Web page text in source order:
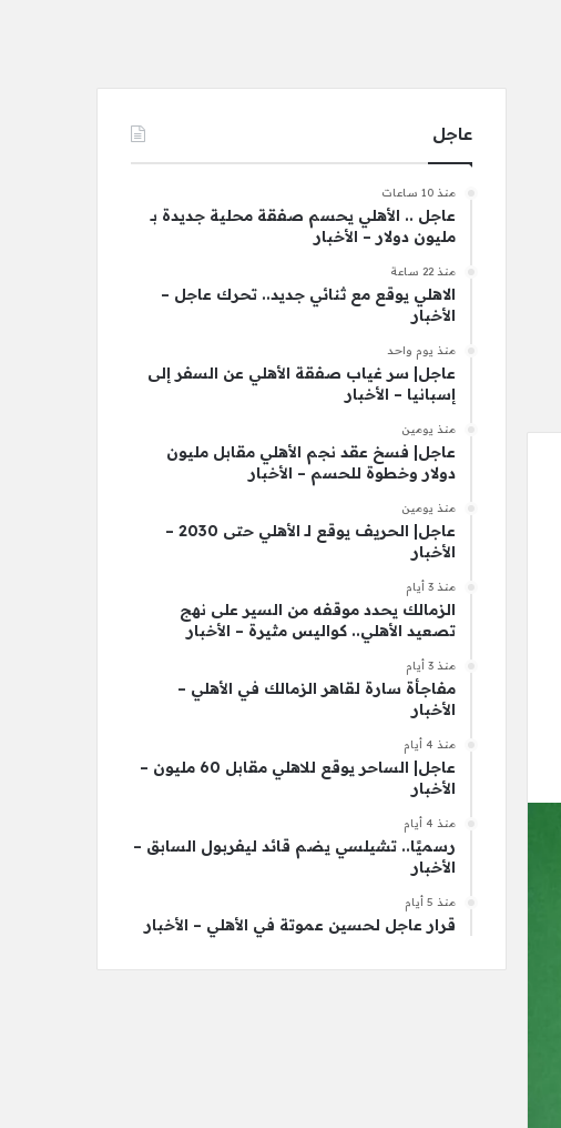
عاجل
منذ 10 ساعات
عاجل .. الأهلي يحسم صفقة محلية جديدة بـ
مليون دولار – الأخبار
منذ 22 ساعة
الاهلي يوقع مع ثنائي جديد.. تحرك عاجل –
الأخبار
منذ يوم واحد
عاجل| سر غياب صفقة الأهلي عن السفر إلى
إسبانيا – الأخبار
منذ يومين
عاجل| فسخ عقد نجم الأهلي مقابل مليون
دولار وخطوة للحسم – الأخبار
منذ يومين
عاجل| الحريف يوقع لـ الأهلي حتى 2030 –
الأخبار
منذ 3 أيام
الزمالك يحدد موقفه من السير على نهج
تصعيد الأهلي.. كواليس مثيرة – الأخبار
منذ 3 أيام
مفاجأة سارة لقاهر الزمالك في الأهلي –
الأخبار
منذ 4 أيام
عاجل| الساحر يوقع للاهلي مقابل 60 مليون –
الأخبار
منذ 4 أيام
رسميًا.. تشيلسي يضم قائد ليفربول السابق –
الأخبار
منذ 5 أيام
قرار عاجل لحسين عموتة في الأهلي – الأخبار